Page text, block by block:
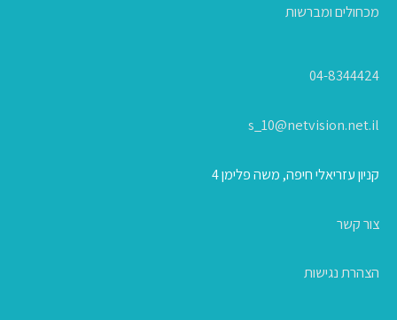
מכחולים ומברשות
04-8344424
s_10@netvision.net.il
קניון עזריאלי חיפה, משה פלימן 4
צור קשר
הצהרת נגישות